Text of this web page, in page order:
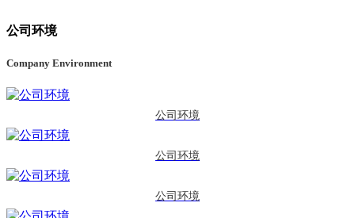
公司环境
Company Environment
公司环境
公司环境
公司环境